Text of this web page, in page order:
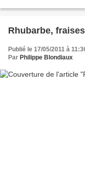
Rhubarbe,
Publié le 17/05/2011 à
Par Philippe Blondiaux